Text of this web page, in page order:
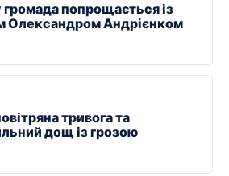
попрощається із
Олександром Андрієнком
тривога та
дощ із грозою